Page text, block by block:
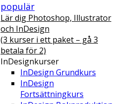
populär
Lär dig Photoshop, Illustrator
och InDesign
(3 kurser i ett paket – gå 3
betala för 2)
InDesignkurser
InDesign Grundkurs
InDesign
Fortsättningkurs